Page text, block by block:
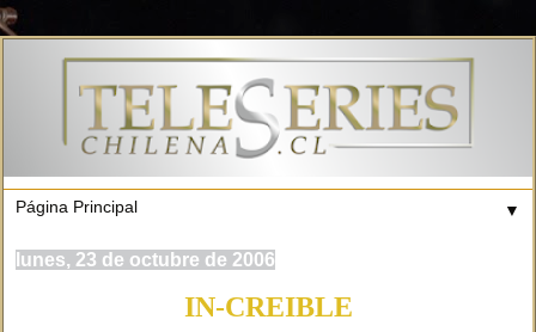
▼
lunes, 23 de octubre de 2006
IN-CREIBLE